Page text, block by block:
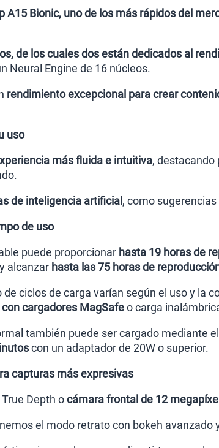
A15 Bionic, uno de los más rápidos del
de los cuales dos están dedicados al
Neural Engine de 16 núcleos.
rendimiento excepcional para crear
uso
más fluida e intuitiva, destacando
de inteligencia artificial , como
de uso
puede proporcionar hasta 19 horas de
alcanzar hasta las 75 horas de
ciclos de carga varían según el uso y la
cargadores MagSafeo carga
también puede ser cargado mediante
con un adaptador de 20W o superior.
capturas más expresivas
Depth ocámara frontal de 12
el modo retrato con bokeh avanzado